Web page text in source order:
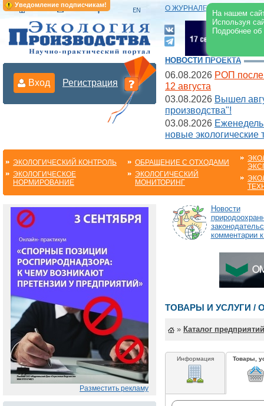
Уведомление подписчикам!
На нашем
Используя
Подробнее
О ЖУРНАЛЕ |
Вход Регистрация
НОВОСТИ ПРОЕКТА
06.08.2026 РОП после
12 августа
03.08.2026 Вышел
производства"!
03.08.2026
новые экологические
ЭКОЛОГИЧЕСКИЙ КОНТРОЛЬ
ЭКОЛОГИЧЕСКОЕ
НОРМИРОВАНИЕ
ОБРАЩЕНИЕ С ОТХОДАМИ
ЭКОЛОГИЧЕСКИЙ
МОНИТОРИНГ
Разместить рекламу
Новости
комментарии
ТОВАРЫ И УСЛУГИ /
» Каталог предприятий
Информация Товары,